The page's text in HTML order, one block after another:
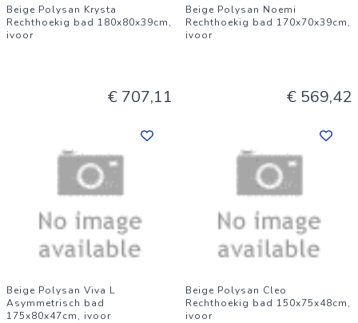
Beige Polysan Krysta
Rechthoekig bad 180x80x39cm,
ivoor
€ 707,11
Beige Polysan Noemi
Rechthoekig bad 170x70x39cm,
ivoor
€ 569,42
Beige Polysan Viva L
Asymmetrisch bad
175x80x47cm, ivoor
Beige Polysan Cleo
Rechthoekig bad 150x75x48cm,
ivoor